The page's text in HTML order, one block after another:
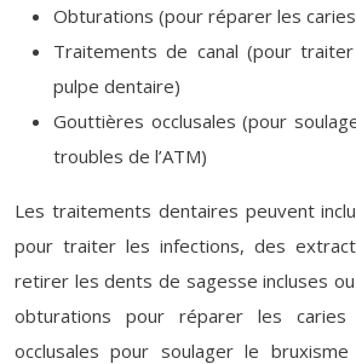
Obturations (pour réparer les
Traitements de canal (pour
pulpe dentaire)
Gouttières occlusales (pour
troubles de l’ATM)
Les traitements dentaires peuvent
pour traiter les infections, des
retirer les dents de sagesse incluses
obturations pour réparer les
occlusales pour soulager le